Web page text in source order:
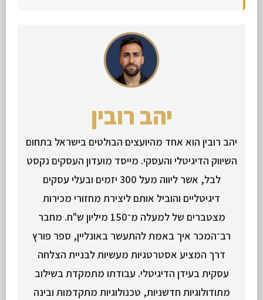
יהב רובין
יהב רובין הוא אחד מהיועצים הבולטים בישראל בתחום
השיווק הדיגיטלי והעסקי. מייסד מועדון העסקים נקסט
לבל, אשר ליווה מעל 300 יזמים ובעלי עסקים
דיגיטליים והוביל אותם ליצירת מחזורי מכירות
מצטברים של למעלה מ־150 מיליון ש"ח. מחבר
רב־המכר איך באמת להתעשר באונליין, ספר פורץ
דרך המציע אסטרטגיות מעשיות לבניית הצלחה
עסקית בעידן הדיגיטלי. עבודתו מתמקדת בשילוב
מתודולוגיות חדשניות, טכנולוגיות מתקדמות ובינה